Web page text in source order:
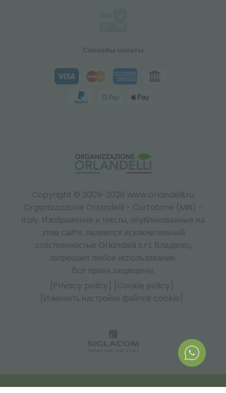
Copyright © 2009-2026 www.orlandelli.ru
Organizzazione Orlandelli - Curtatone (MN) -
Italy. Изображения и тексты, опубликованные на
этом сайте, являются исключительной
собственностью Orlandelli s.r.l. Владелец
запрещает любое использование.
Все права защищены.
[Privacy policy]
[Cookie policy]
[Изменить настройки файлов cookie]
Способы оплаты